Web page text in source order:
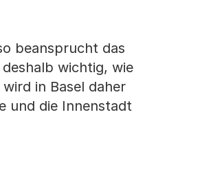
beansprucht das
wichtig, wie
in Basel daher
und die Innenstadt